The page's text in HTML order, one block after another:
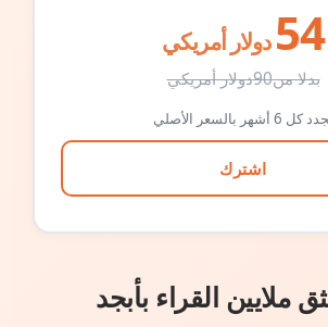
54 دولار أمريكي
بدلا من90دولار أمريكي
6 أشهر بالسعر الأصلي
اشترك
ملايين القراء بأبجد